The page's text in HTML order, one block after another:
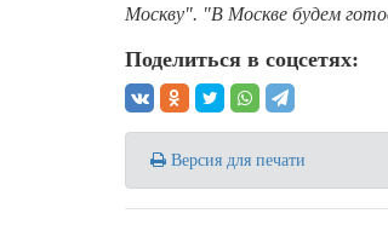
Москву". "В Москве будем
Поделиться в соцсетях:
Версия для печати